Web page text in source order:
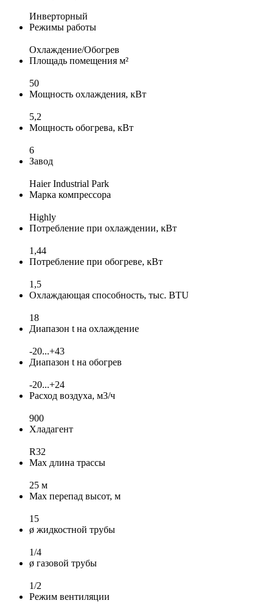
Инверторный
Режимы работы
Охлаждение/Обогрев
Площадь помещения м²
50
Мощность охлаждения, кВт
5,2
Мощность обогрева, кВт
6
Завод
Haier Industrial Park
Марка компрессора
Highly
Потребление при охлаждении, кВт
1,44
Потребление при обогреве, кВт
1,5
Охлаждающая способность, тыс. BTU
18
Диапазон t на охлаждение
-20...+43
Диапазон t на обогрев
-20...+24
Расход воздуха, м3/ч
900
Хладагент
R32
Max длина трассы
25 м
Max перепад высот, м
15
ø жидкостной трубы
1/4
ø газовой трубы
1/2
Режим вентиляции